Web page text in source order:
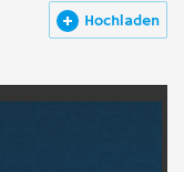
Hochladen